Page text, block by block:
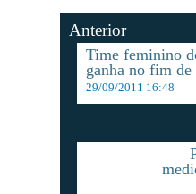
Anterior
Time feminino
ganha no fim de
29/09/2011 16:48